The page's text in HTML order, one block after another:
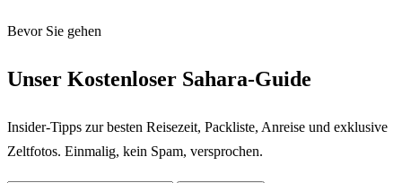
Bevor Sie gehen
Unser Kostenloser Sahara-Guide
Insider-Tipps zur besten Reisezeit, Packliste, Anreise und exklusive
Zeltfotos. Einmalig, kein Spam, versprochen.